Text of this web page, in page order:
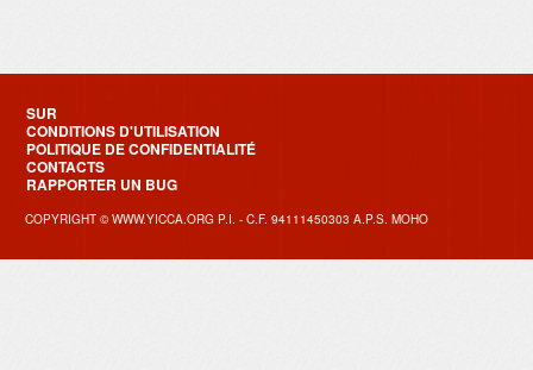
SUR
CONDITIONS D'UTILISATION
POLITIQUE DE CONFIDENTIALITÉ
CONTACTS
RAPPORTER UN BUG
COPYRIGHT © WWW.YICCA.ORG P.I. - C.F. 94111450303 A.P.S. MOHO